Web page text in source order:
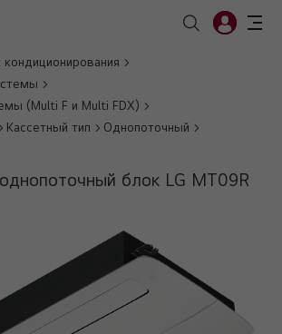
(Multi F и Multi FDX)
Кассетный тип Однопоточный
блок LG MT09R